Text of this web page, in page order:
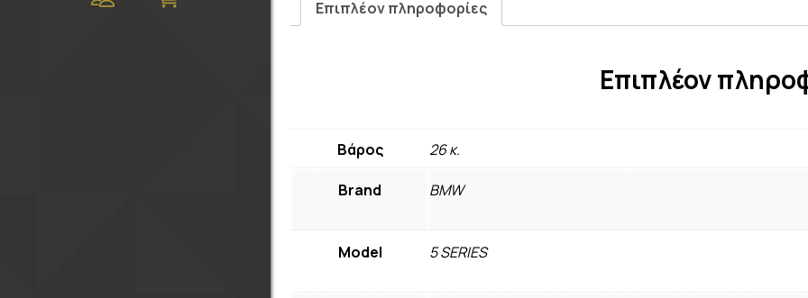
Επιπλέον πληροφορίες
Επιπλέον
Βάρος 26 κ.
Brand BMW
Model 5 SERIES